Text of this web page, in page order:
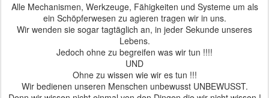
Alle Mechanismen, Werkzeuge, Fähigkeiten und Systeme um als
ein Schöpferwesen zu agieren tragen wir in uns.
Wir wenden sie sogar tagtäglich an, in jeder Sekunde unseres
Lebens.
Jedoch ohne zu begreifen was wir tun !!!!
UND
Ohne zu wissen wie wir es tun !!!
Wir bedienen unseren Menschen unbewusst UNBEWUSST.